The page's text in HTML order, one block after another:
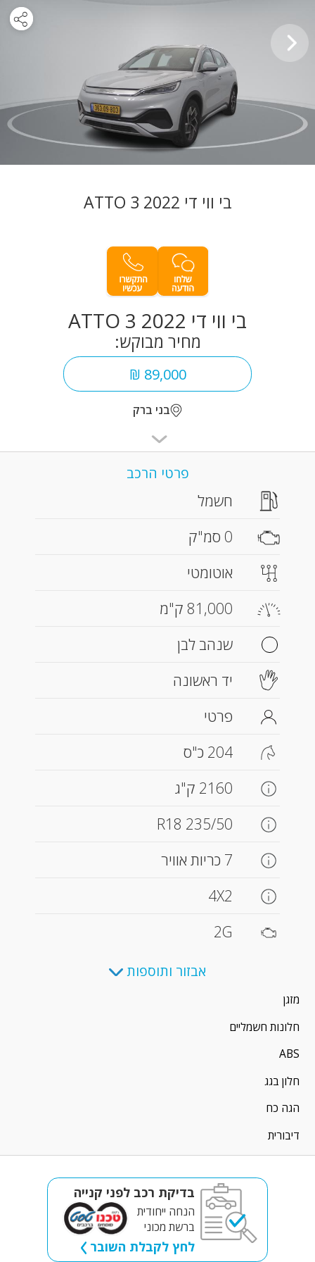
בי ווי די ATTO 3 2022
בי ווי די ATTO 3 2022
מחיר מבוקש:
89,000 ₪
בני ברק
פרטי הרכב
חשמל
0 סמ"ק
אוטומטי
81,000 ק"מ
שנהב לבן
יד ראשונה
פרטי
204 כ"ס
2160 ק"ג
235/50 R18
7 כריות אוויר
4X2
2G
אבזור ותוספות
מזגן
חלונות חשמליים
ABS
חלון בגג
הגה כח
דיבורית
בדיקת רכב לפני קנייה
הנחה ייחודית
ברשת מכוני
לחץ לקבלת השובר